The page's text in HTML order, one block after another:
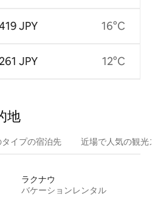
JPY
JPY
16°C
12°C
地
イ⁠プ⁠の宿⁠泊⁠先 近場で人気の観光
ラクナウ
バケーションレンタル